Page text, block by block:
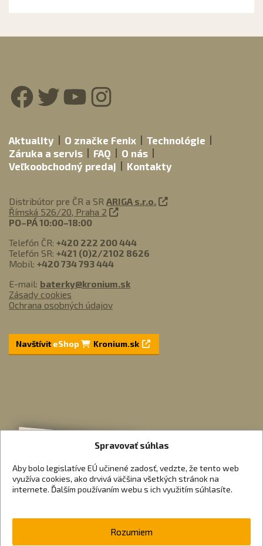
Spravovať súhlas
Aby bolo legislatíve EÚ učinené zadosť, vedzte, že tento web
využíva cookies, ako drvivá väčšina všetkých stránok na
internete. Ďalším používaním webu s ich využitím súhlasíte.
Rozumiem
Facebook
Twitter
YouTube
Aktuality O značke Fenix
Technológie
Záruka a servis
FAQ
O nás
Veľkoobchodný predaj
Kontakty
Distribútor pre ČR a SR ARIGA s.r.o.
Římská 526/20, Praha 2
PO–PÁ 10:00–18:00
Telefón ČR: +420 222 200 444
Telefón SR: +421 (0)2/2102 8626
Mobil: +420 734 793 444
E-mail: baterky@kronium.sk
Zásady cookies
Ochrana osobných údajov
NavštíviteShop Kronium.sk